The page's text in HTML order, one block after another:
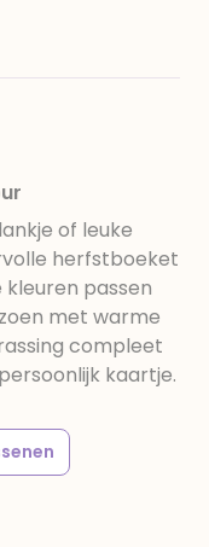
of leuke
herfstboeket
passen
met warme
compleet
kaartje.